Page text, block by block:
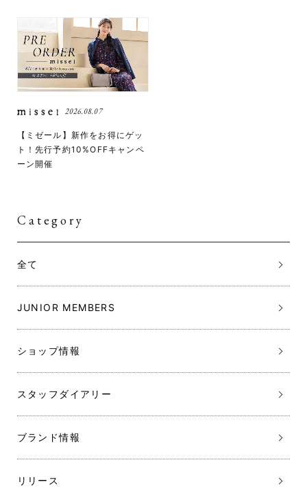
2026.08.07
【ミゼール】新作をお得にゲッ
ト！先行予約10%OFFキャンペ
ーン開催
Category
全て
JUNIOR MEMBERS
ショップ情報
スタッフダイアリー
ブランド情報
リリース